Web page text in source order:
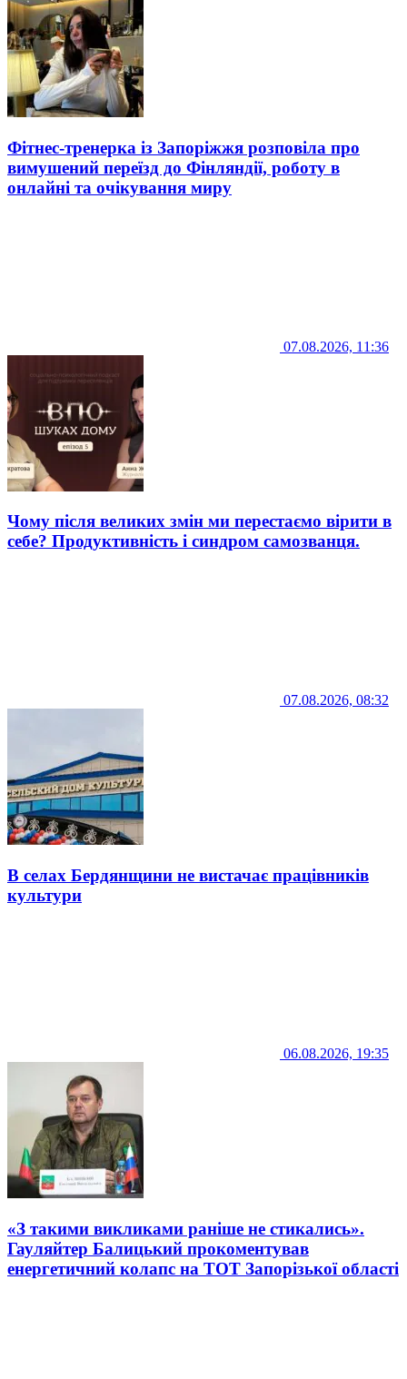
Фітнес-тренерка із Запоріжжя розповіла про
вимушений переїзд до Фінляндії, роботу в
онлайні та очікування миру
07.08.2026, 11:36
Чому після великих змін ми перестаємо вірити в
себе? Продуктивність і синдром самозванця.
07.08.2026, 08:32
В селах Бердянщини не вистачає працівників
культури
06.08.2026, 19:35
«З такими викликами раніше не стикались».
Гауляйтер Балицький прокоментував
енергетичний колапс на ТОТ Запорізької області